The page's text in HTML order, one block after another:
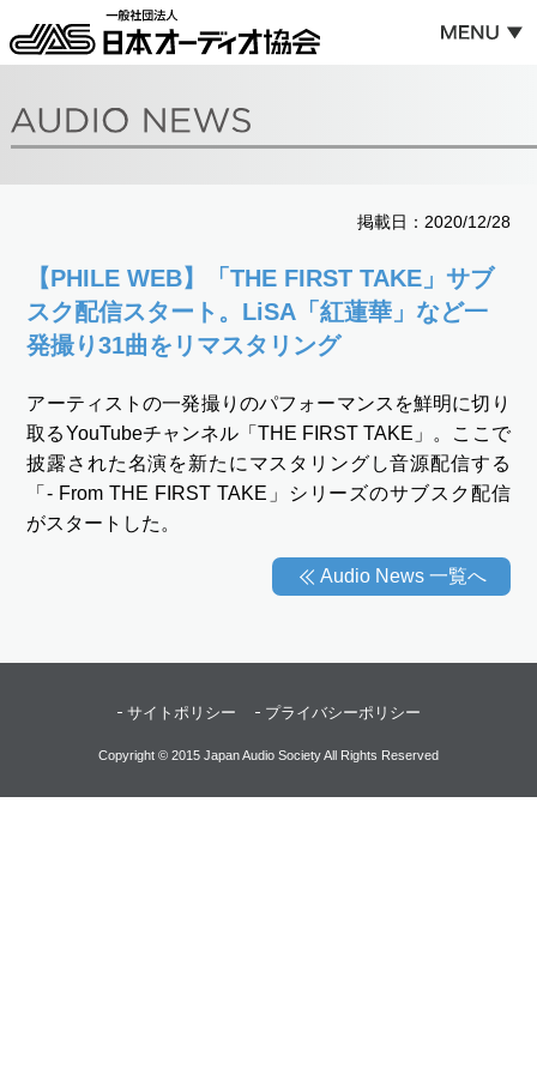
掲載日：2020/12/28
【PHILE WEB】「THE FIRST TAKE」サブ
スク配信スタート。LiSA「紅蓮華」など一
発撮り31曲をリマスタリング
アーティストの一発撮りのパフォーマンスを鮮明に切り
取るYouTubeチャンネル「THE FIRST TAKE」。ここで
披露された名演を新たにマスタリングし音源配信する
「- From THE FIRST TAKE」シリーズのサブスク配信
がスタートした。
Audio News 一覧へ
サイトポリシー プライバシーポリシー
Copyright © 2015 Japan Audio Society All Rights Reserved